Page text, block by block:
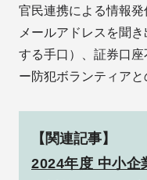
官民連携による情報
メールアドレスを聞
する手口）、証券口
ー防犯ボランティアと
【関連記事】
2024年度 中小企